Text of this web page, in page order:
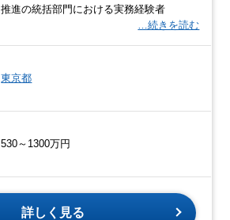
推進の統括部門における実務経験者
…続きを読む
東京都
530～1300万円
詳しく見る